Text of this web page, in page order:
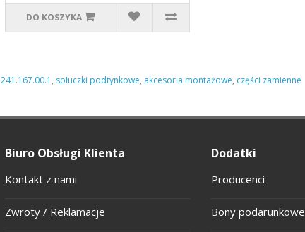
DO KOSZYKA
241.167.00.1 , spłuczki podtynkowe, akcesoria montażowe, części zamienne
Biuro Obsługi Klienta
Kontakt z nami
Zwroty / Reklamacje
Dodatki
Producenci
Bony podarunkowe